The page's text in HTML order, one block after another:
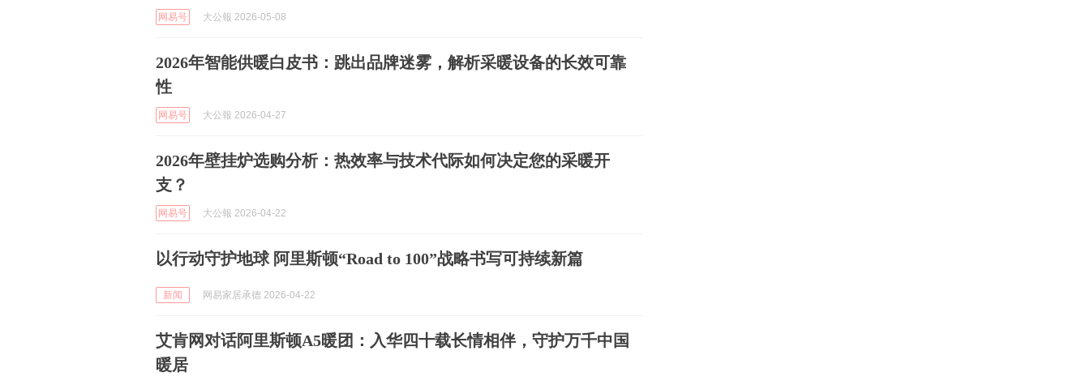
网易号 大公報 2026-05-08
2026年智能供暖白皮书：跳出品牌迷雾，解析采暖设备的长效可靠
性
网易号 大公報 2026-04-27
2026年壁挂炉选购分析：热效率与技术代际如何决定您的采暖开
支？
网易号 大公報 2026-04-22
以行动守护地球 阿里斯顿“Road to 100”战略书写可持续新篇
新闻 网易家居承德 2026-04-22
艾肯网对话阿里斯顿A5暖团：入华四十载长情相伴，守护万千中国
暖居